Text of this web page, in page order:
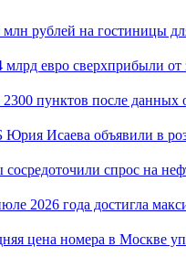
млн рублей на гостиницы
евро сверхприбыли
пунктов после данных
Исаева объявили в
спрос на
2026 года достигла
цена номера в Москве